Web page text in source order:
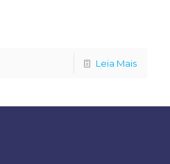
Leia Mais